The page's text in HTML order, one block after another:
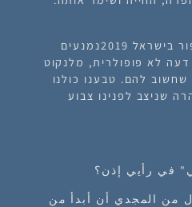
במסגרת חוקי השיח האפור בישראל 2019נמנעים
לא פופולרית, מלנקוט
להם. טבענו כולנו
שניצב לפנינו צבוע
في رأيي إذن؟
من المجدي أن أبدأ من